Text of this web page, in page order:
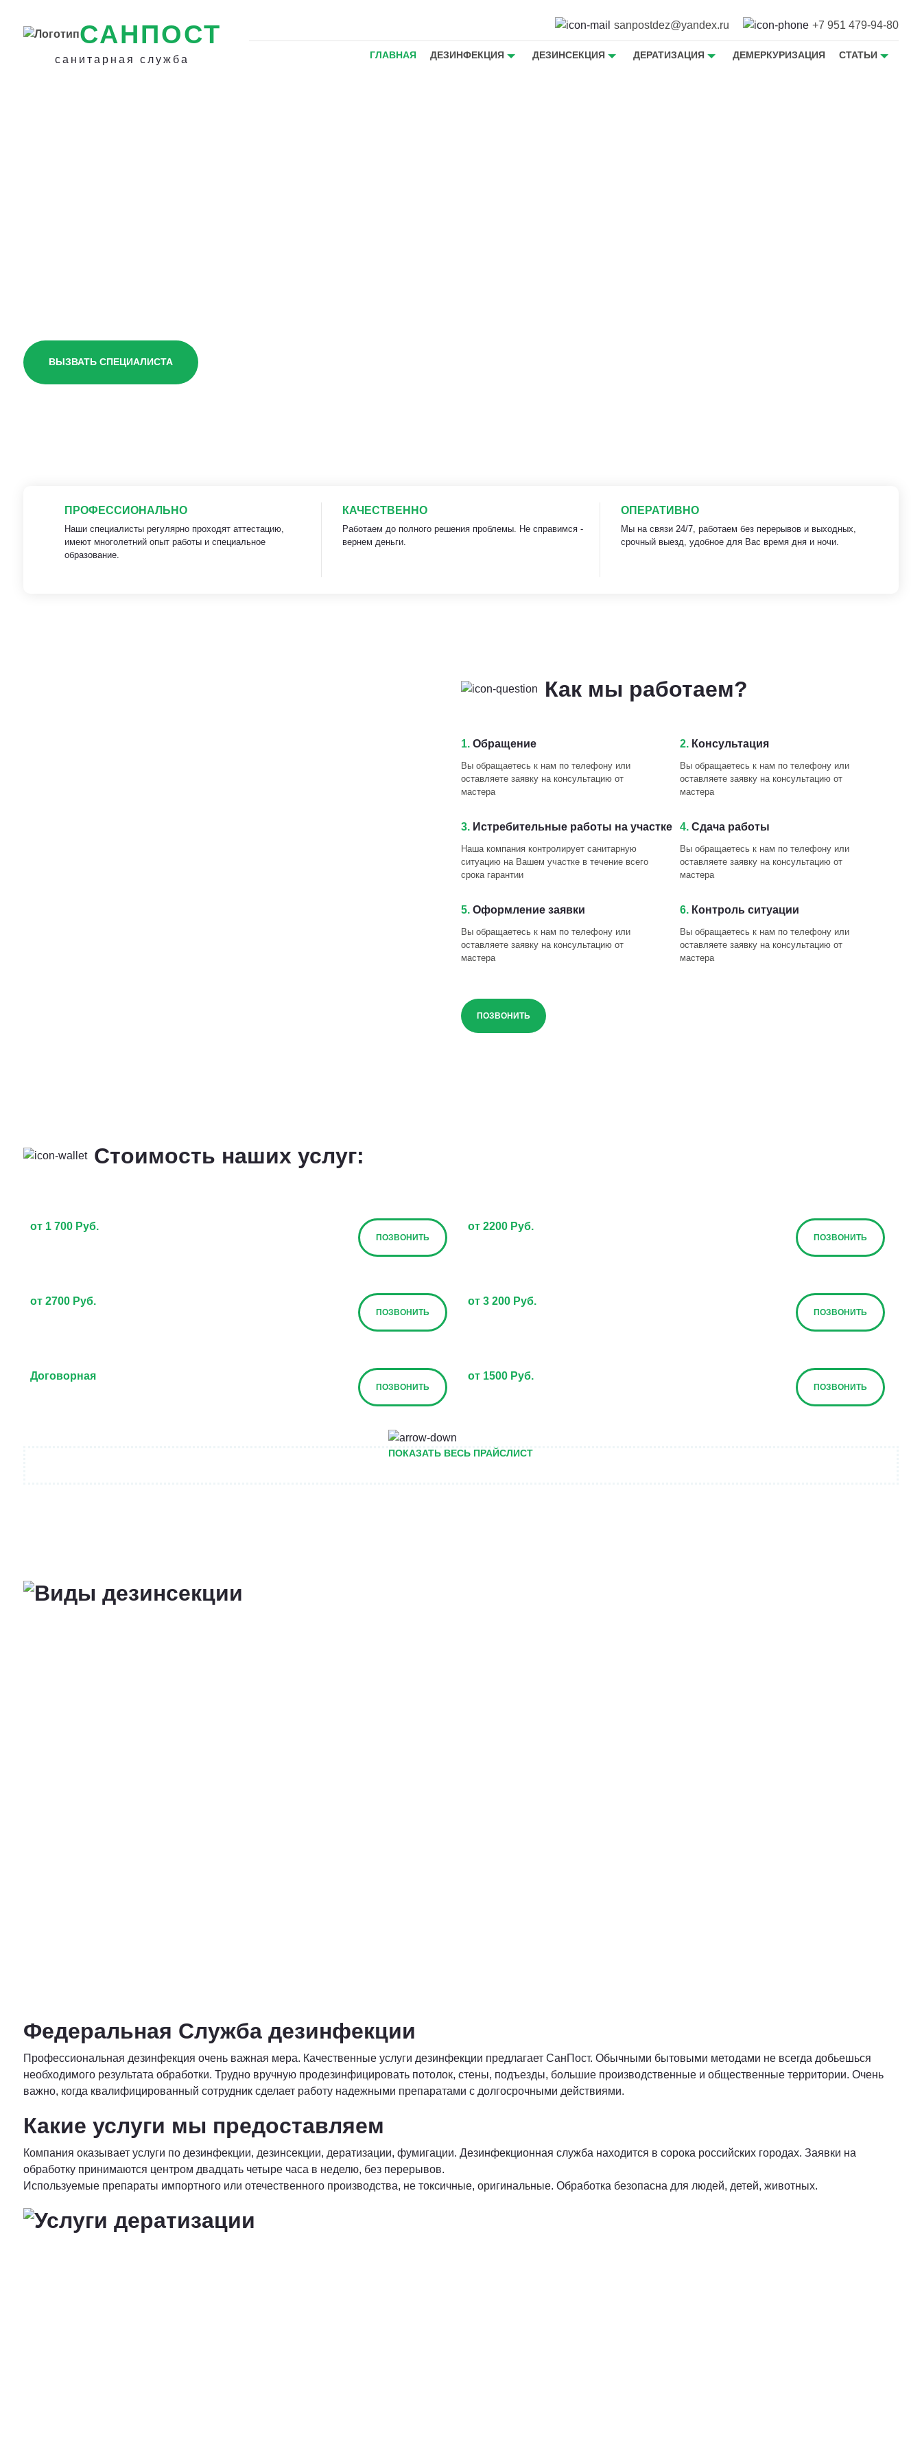
САНПОСТ
санитарная служба
sanpostdez@yandex.ru +7 951 479-94-80
ГЛАВНАЯ ДЕЗИНФЕКЦИЯ ДЕЗИНСЕКЦИЯ ДЕРАТИЗАЦИЯ ДЕМЕРКУРИЗАЦИЯ СТАТЬИ
ВЫЗВАТЬ СПЕЦИАЛИСТА
ПРОФЕССИОНАЛЬНО
Наши специалисты регулярно проходят аттестацию,
имеют многолетний опыт работы и специальное
образование.
КАЧЕСТВЕННО
Работаем до полного решения проблемы. Не справимся -
вернем деньги.
ОПЕРАТИВНО
Мы на связи 24/7, работаем без перерывов и выходных,
срочный выезд, удобное для Вас время дня и ночи.
Как мы работаем?
1. Обращение
Вы обращаетесь к нам по телефону или
оставляете заявку на консультацию от
мастера
2. Консультация
Вы обращаетесь к нам по телефону или
оставляете заявку на консультацию от
мастера
3. Истребительные работы на участке
Наша компания контролирует санитарную
ситуацию на Вашем участке в течение всего
срока гарантии
4. Сдача работы
Вы обращаетесь к нам по телефону или
оставляете заявку на консультацию от
мастера
5. Оформление заявки
Вы обращаетесь к нам по телефону или
оставляете заявку на консультацию от
мастера
6. Контроль ситуации
Вы обращаетесь к нам по телефону или
оставляете заявку на консультацию от
мастера
ПОЗВОНИТЬ
Стоимость наших услуг:
от 1 700 Руб.
ПОЗВОНИТЬ
от 2200 Руб.
ПОЗВОНИТЬ
от 2700 Руб.
ПОЗВОНИТЬ
от 3 200 Руб.
ПОЗВОНИТЬ
Договорная
ПОЗВОНИТЬ
от 1500 Руб.
ПОЗВОНИТЬ
от 5000 руб.
ПОКАЗАТЬ ВЕСЬ ПРАЙСЛИСТ
Федеральная Служба дезинфекции
Профессиональная дезинфекция очень важная мера. Качественные услуги дезинфекции предлагает СанПост. Обычными бытовыми методами не всегда добьешься
необходимого результата обработки. Трудно вручную продезинфицировать потолок, стены, подъезды, большие производственные и общественные территории. Очень
важно, когда квалифицированный сотрудник сделает работу надежными препаратами с долгосрочными действиями.
Какие услуги мы предоставляем
Компания оказывает услуги по дезинфекции, дезинсекции, дератизации, фумигации. Дезинфекционная служба находится в сорока российских городах. Заявки на
обработку принимаются центром двадцать четыре часа в неделю, без перерывов.
Используемые препараты импортного или отечественного производства, не токсичные, оригинальные. Обработка безопасна для людей, детей, животных.